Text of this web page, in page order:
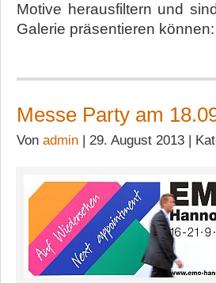
Motive herausfiltern und
Galerie präsentieren können:
Messe Party am
Von admin | 29. August 2013 |